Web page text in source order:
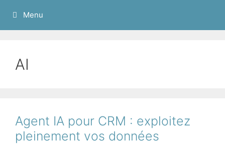
Menu
AI
Agent IA pour CRM : exploitez
pleinement vos données